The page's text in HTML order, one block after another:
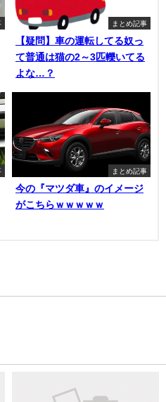
まとめ記事
【疑問】車の運転してる奴っ
て普通は猫の2～3匹轢いてる
よな…？
まとめ記事
今の『マツダ車』のイメージ
がこちらｗｗｗｗｗ